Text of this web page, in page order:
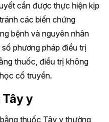
cần được thực hiện kịp
các biến chứng
bệnh và nguyên nhân
phương pháp điều trị
thuốc, điều trị không
cổ truyền.
y
thuốc Tây y thường